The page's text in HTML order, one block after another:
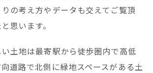
の考え方やデータも交えてご覧頂
思います。
土地は最寄駅から徒歩圏内で高低
道路で北側に緑地スペースがある土